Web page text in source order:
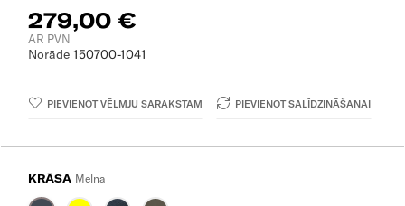
279,00 €
AR PVN
Norāde 150700-1041
PIEVIENOT VĒLMJU SARAKSTAM PIEVIENOT SALĪDZINĀŠANAI
KRĀSA Melna